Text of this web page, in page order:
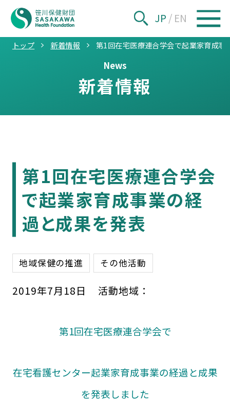
JP / EN
トップ 新着情報 第1回在宅医療連合学会で起業家育成事
News
新着情報
第1回在宅医療連合学会
で起業家育成事業の経
過と成果を発表
地域保健の推進 その他活動
2019年7月 18日 活動地域：
第1回在宅医療連合学会で
在宅看護センター起業家育成事業の経過と成果
を発表しました